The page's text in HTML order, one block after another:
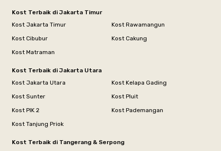
Kost Terbaik di Jakarta Timur
Kost Jakarta Timur
Kost Rawamangun
Kost Cibubur
Kost Cakung
Kost Matraman
Kost Terbaik di Jakarta Utara
Kost Jakarta Utara
Kost Kelapa Gading
Kost Sunter
Kost Pluit
Kost PIK 2
Kost Pademangan
Kost Tanjung Priok
Kost Terbaik di Tangerang & Serpong